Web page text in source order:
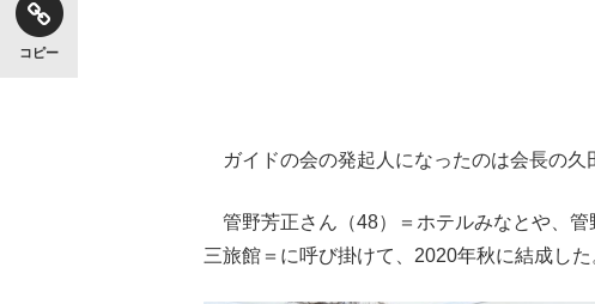
コピー
ガイドの会の発起人になったのは会長の久
管野芳正さん（48）＝ホテルみなとや、
三旅館＝に呼び掛けて、2020年秋に結成した